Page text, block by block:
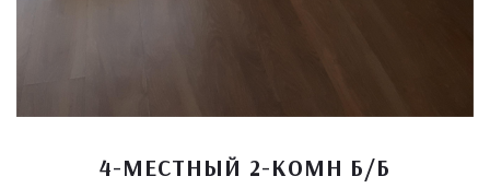
4-МЕСТНЫЙ 2-КОМН Б/Б